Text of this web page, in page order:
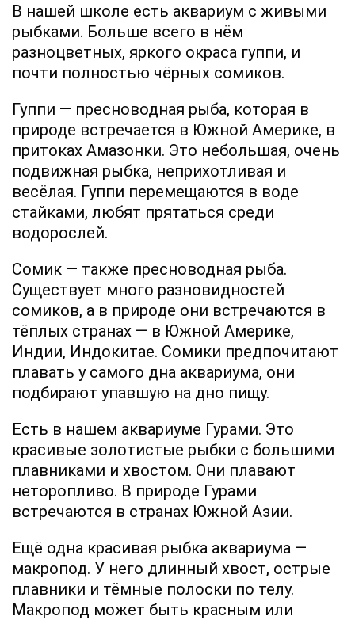
В нашей школе есть аквариум с живыми
рыбками. Больше всего в нём
разноцветных, яркого окраса гуппи, и
почти полностью чёрных сомиков.
Гуппи — пресноводная рыба, которая в
природе встречается в Южной Америке, в
притоках Амазонки. Это небольшая, очень
подвижная рыбка, неприхотливая и
весёлая. Гуппи перемещаются в воде
стайками, любят прятаться среди
водорослей.
Сомик — также пресноводная рыба.
Существует много разновидностей
сомиков, а в природе они встречаются в
тёплых странах — в Южной Америке,
Индии, Индокитае. Сомики предпочитают
плавать у самого дна аквариума, они
подбирают упавшую на дно пищу.
Есть в нашем аквариуме Гурами. Это
красивые золотистые рыбки с большими
плавниками и хвостом. Они плавают
неторопливо. В природе Гурами
встречаются в странах Южной Азии.
Ещё одна красивая рыбка аквариума —
макропод. У него длинный хвост, острые
плавники и тёмные полоски по телу.
Макропод может быть красным или